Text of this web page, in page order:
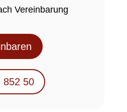
Vereinbarung
852 50